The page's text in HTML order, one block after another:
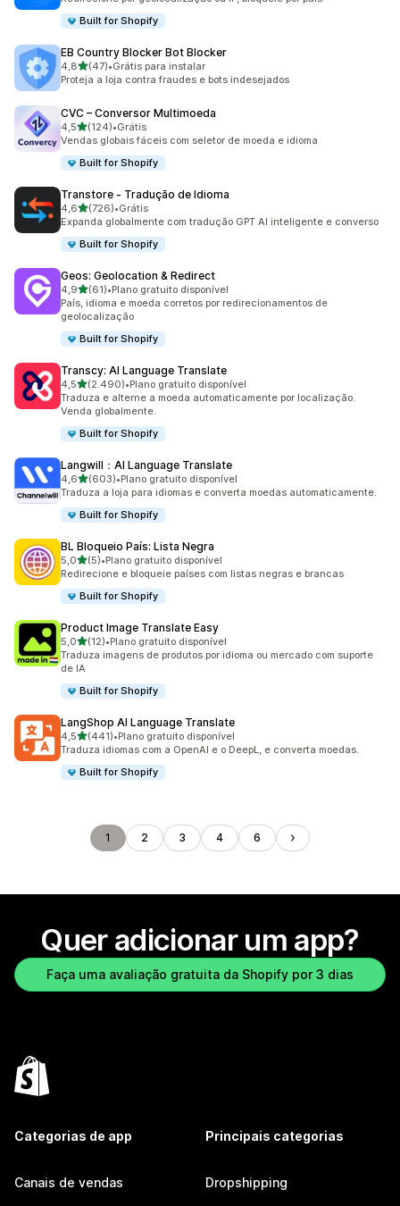
Built for Shopify
EB Country Blocker Bot Blocker
4,8de 5 estrelas
(47)
47 avaliações ao todo
•Grátis para instalar
Proteja a loja contra fraudes e bots indesejados
CVC – Conversor Multimoeda
4,5de 5 estrelas
(124)
124 avaliações ao todo
•Grátis
Vendas globais fáceis com seletor de moeda e idioma
Built for Shopify
Transtore ‑ Tradução de Idioma
4,6de 5 estrelas
(726)
726 avaliações ao todo
•Grátis
Expanda globalmente com tradução GPT AI inteligente e converso
Built for Shopify
Geos: Geolocation & Redirect
4,9de 5 estrelas
(61)
61 avaliações ao todo
•Plano gratuito disponível
País, idioma e moeda corretos por redirecionamentos de
geolocalização
Built for Shopify
Transcy: AI Language Translate
4,5de 5 estrelas
(2.490)
2490 avaliações ao todo
•Plano gratuito disponível
Traduza e alterne a moeda automaticamente por localização.
Venda globalmente.
Built for Shopify
Langwill：AI Language Translate
4,6de 5 estrelas
(603)
603 avaliações ao todo
•Plano gratuito disponível
Traduza a loja para idiomas e converta moedas automaticamente.
Built for Shopify
BL Bloqueio País: Lista Negra
5,0de 5 estrelas
(5)
5 avaliações ao todo
•Plano gratuito disponível
Redirecione e bloqueie países com listas negras e brancas
Built for Shopify
Product Image Translate Easy
5,0de 5 estrelas
(12)
12 avaliações ao todo
•Plano gratuito disponível
Traduza imagens de produtos por idioma ou mercado com suporte
de IA
Built for Shopify
LangShop AI Language Translate
4,5de 5 estrelas
(441)
441 avaliações ao todo
•Plano gratuito disponível
Traduza idiomas com a OpenAI e o DeepL, e converta moedas.
Built for Shopify
1 2 3 4 6
Quer adicionar um app?
Faça uma avaliação gratuita da Shopify por 3 dias
Categorias de app
Canais de vendas
Principais categorias
Dropshipping